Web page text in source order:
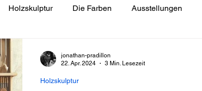
Holzskulptur Die Farben Ausstellungen
Holzskulptur
jonathan-pradillon
22. Apr. 2024
3 Min. Lesezeit